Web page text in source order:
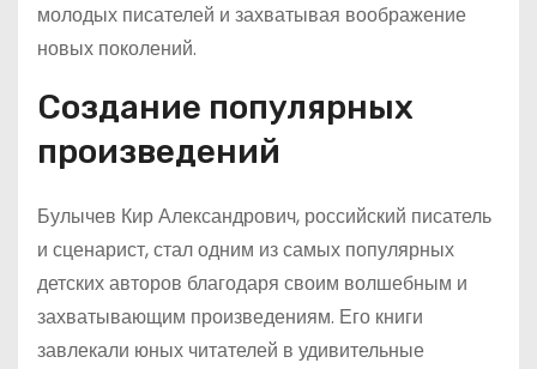
молодых писателей и захватывая воображение
новых поколений.
Создание популярных
произведений
Булычев Кир Александрович, российский писатель
и сценарист, стал одним из самых популярных
детских авторов благодаря своим волшебным и
захватывающим произведениям. Его книги
завлекали юных читателей в удивительные